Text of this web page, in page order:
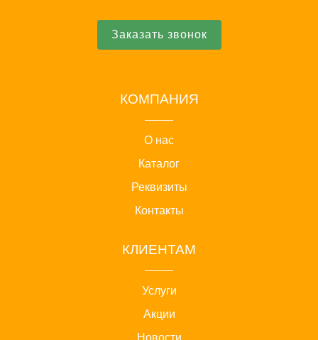
Заказать звонок
КОМПАНИЯ
О нас
Каталог
Реквизиты
Контакты
КЛИЕНТАМ
Услуги
Акции
Новости